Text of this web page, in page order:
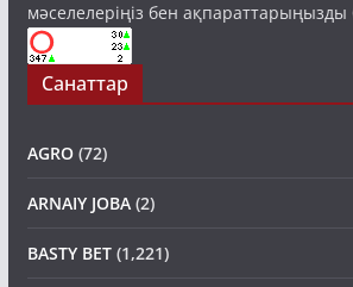
мәселелеріңіз бен ақпараттарыңызды
Санаттар
AGRO(72)
ARNAIY JOBA(2)
BASTY BET(1,221)